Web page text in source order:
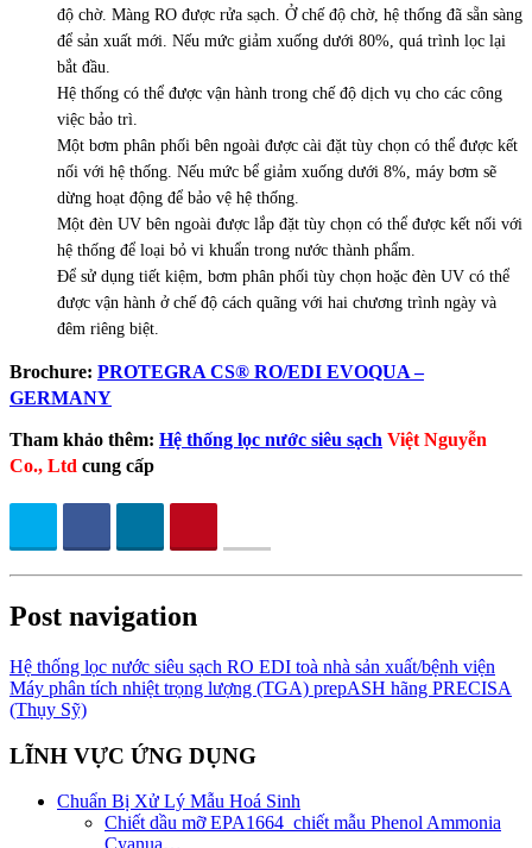
độ chờ. Màng RO được rửa sạch. Ở chế độ chờ, hệ thống đã sẵn sàng
để sản xuất mới. Nếu mức giảm xuống dưới 80%, quá trình lọc lại
bắt đầu.
Hệ thống có thể được vận hành trong chế độ dịch vụ cho các công
việc bảo trì.
Một bơm phân phối bên ngoài được cài đặt tùy chọn có thể được kết
nối với hệ thống. Nếu mức bể giảm xuống dưới 8%, máy bơm sẽ
dừng hoạt động để bảo vệ hệ thống.
Một đèn UV bên ngoài được lắp đặt tùy chọn có thể được kết nối với
hệ thống để loại bỏ vi khuẩn trong nước thành phẩm.
Để sử dụng tiết kiệm, bơm phân phối tùy chọn hoặc đèn UV có thể
được vận hành ở chế độ cách quãng với hai chương trình ngày và
đêm riêng biệt.
Brochure: PROTEGRA CS® RO/EDI EVOQUA –
GERMANY
Tham khảo thêm: Hệ thống lọc nước siêu sạch Việt Nguyễn
Co., Ltd cung cấp
Post navigation
Hệ thống lọc nước siêu sạch RO EDI​​ toà nhà sản xuất/bệnh viện
Máy phân tích nhiệt trọng lượng (TGA) prepASH hãng PRECISA
(Thụy Sỹ)
LĨNH VỰC ỨNG DỤNG
Chuẩn Bị Xử Lý Mẫu Hoá Sinh
Chiết dầu mỡ EPA1664_chiết mẫu Phenol Ammonia